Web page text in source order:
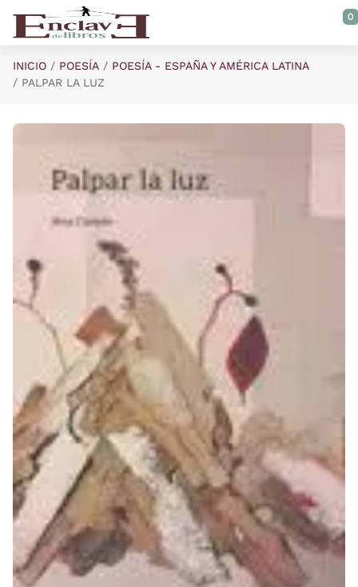
Saltar al contenido principal
0
INICIO POESÍA
POESÍA - ESPAÑA Y AMÉRICA LATINA
PALPAR LA LUZ